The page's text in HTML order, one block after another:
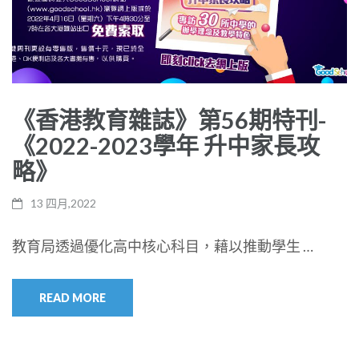
《香港教育雜誌》第56期特刊-
《2022-2023學年 升中家長攻
略》
13 四月,2022
教育局透過優化高中核心科目，藉以推動學生 …
READ MORE